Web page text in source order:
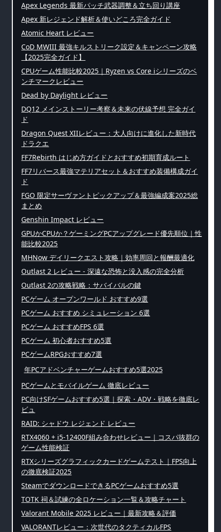
Apex Legends 最新パッチ武器調整＆立ち回り講座
Apex 新レジェンド解析＆使いどころ完全ガイド
Atomic Heart レビュー
CoD MWIII 最強キルストリーク設定＆キャンペーン攻略
【2025完全ガイド】
CPUゲーム性能比較2025｜Ryzen vs Core iシリーズのベ
ンチマークレビュー
Dead by Daylight レビュー
DQ12 メインストーリー考察＆未来の伏線予想 完全ガイ
ド
Dragon Quest XIIレビュー：大人向けに進化した新時代
ドラクエ
FF7Rebirth はじめ方ガイドとおすすめ初期育成ルート
FF7リバース最強マテリアセット＆おすすめ装備構成ガイ
ド
FGO 限定サーヴァントピックアップ＆最強編成案2025総
まとめ
Genshin Impact レビュー
GPUかCPUか？ゲーミングPCアップグレード優先順位｜性
能比較2025
MHNow デイリークエスト攻略｜効率周回と報酬最適化
Outlast 2 レビュー - 深遠な恐怖と没入感の完全分析
Outlast 2の攻略戦略：サバイバルの鍵
PCゲーム オープンワールド おすすめ9選
PCゲーム おすすめ シミュレーション 6選
PCゲーム おすすめFPS 6選
PCゲーム 初心者おすすめ5選
PCゲームRPGおすすめ7選
年PCアドベンチャーゲームおすすめ5選2025
PCゲームとモバイルゲーム 徹底レビュー
PC向けSFゲームおすすめ5選｜探索・ADV・戦略を徹底レ
ビュ
RAID: シャドウ レジェンド レビュー
RTX4060 + i5-12400F組み合わせレビュー｜コスパ抜群の
ゲーム性能検証
RTXシリーズグラフィックカードゲームテスト｜FPS向上
の徹底検証2025
SteamでダウンロードできるPCゲームおすすめ5選
TOTK 祠＆試練の全ロケーション一覧＆攻略チャート
Valorant Mobile 2025 レビュー｜最新攻略＆評価
VALORANTレビュー：次世代のタクティカルFPS